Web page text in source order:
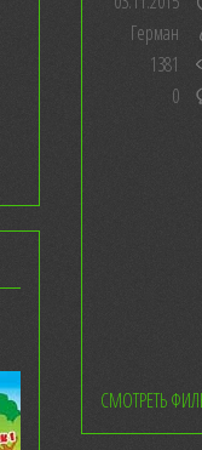
Герман
1381
0
СМОТРЕТЬ